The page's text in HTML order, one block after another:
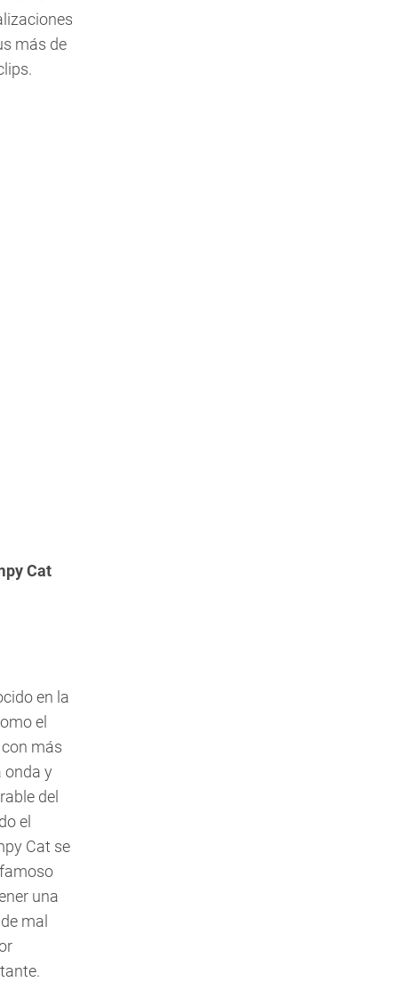
más de
Cat
en la
el
más
onda y
del
el
Cat se
una
mal